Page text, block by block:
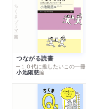
ちくまプリマー新書
つながる読書
─１０代に推したいこの一冊
小池陽慈編